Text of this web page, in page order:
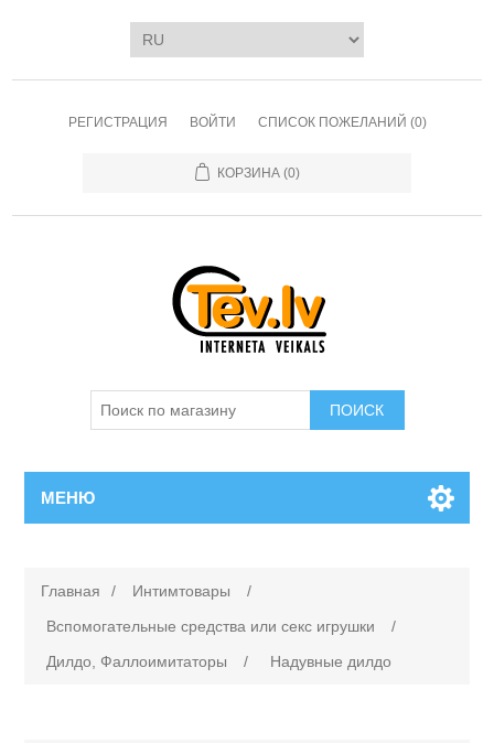
РЕГИСТРАЦИЯ ВОЙТИ СПИСОК ПОЖЕЛАНИЙ (0)
КОРЗИНА (0)
ПОИСК
МЕНЮ
Главная / Интимтовары
/
Вспомогательные средства или cекс игрушки
/
Дилдо, Фаллоимитаторы
/ Надувные дилдо